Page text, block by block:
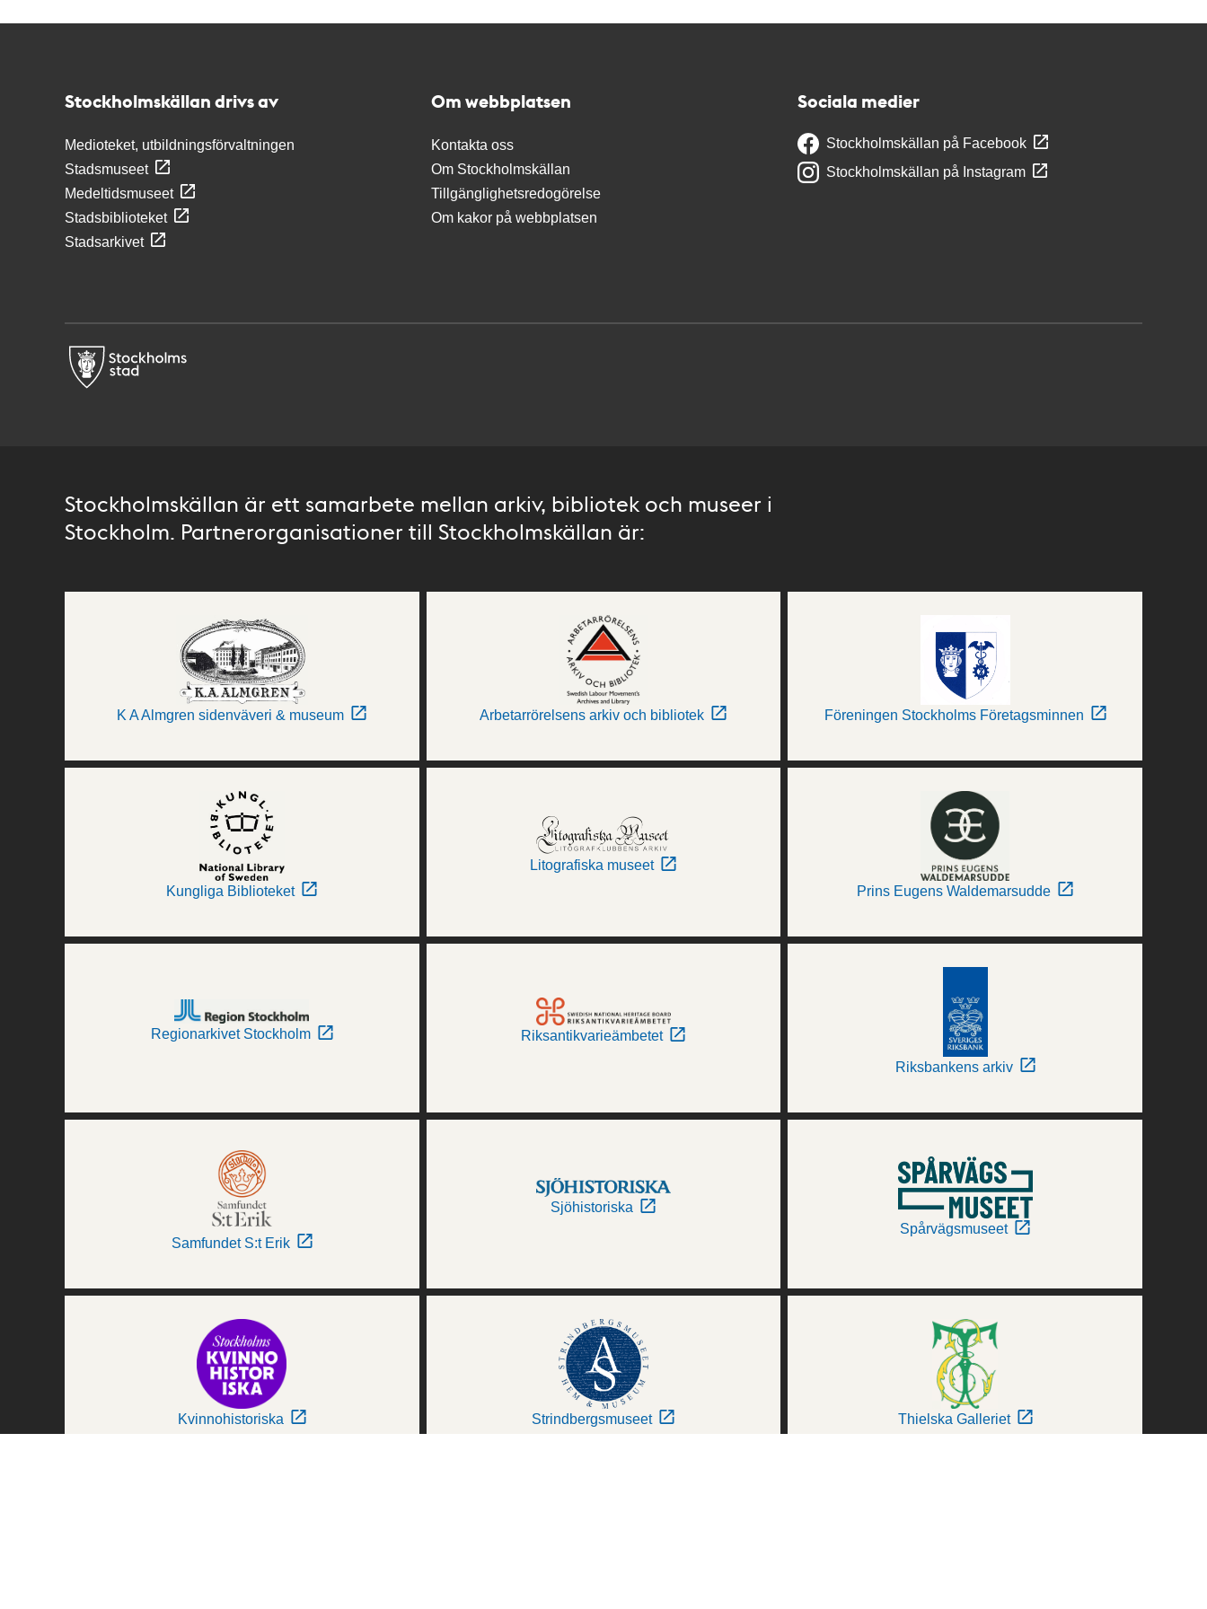
Stockholmskällan drivs av
Medioteket, utbildningsförvaltningen
Stadsmuseet
Medeltidsmuseet
Stadsbiblioteket
Stadsarkivet
Om webbplatsen
Kontakta oss
Om Stockholmskällan
Tillgänglighetsredogörelse
Om kakor på webbplatsen
Sociala medier
Stockholmskällan på Facebook
Stockholmskällan på Instagram
Stockholmskällan är ett samarbete mellan arkiv, bibliotek och museer i
Stockholm. Partnerorganisationer till Stockholmskällan är:
K A Almgren sidenväveri & museum Arbetarrörelsens arkiv och bibliotek Föreningen Stockholms Företagsminnen
Kungliga Biblioteket
Litografiska museet
Prins Eugens Waldemarsudde
Regionarkivet Stockholm Riksantikvarieämbetet
Riksbankens arkiv
Samfundet S:t Erik
Sjöhistoriska
Spårvägsmuseet
Kvinnohistoriska Strindbergsmuseet Thielska Galleriet